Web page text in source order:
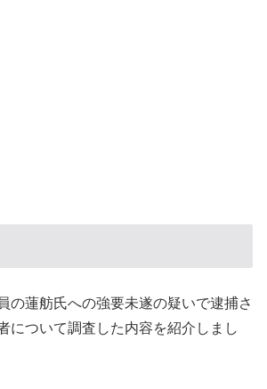
の蓮舫氏への強要未遂の疑いで逮捕さ
について調査した内容を紹介しまし